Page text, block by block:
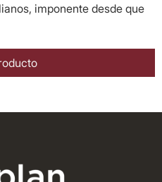
imponente desde que